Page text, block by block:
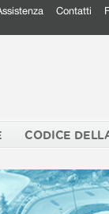
Contatti
CODICE